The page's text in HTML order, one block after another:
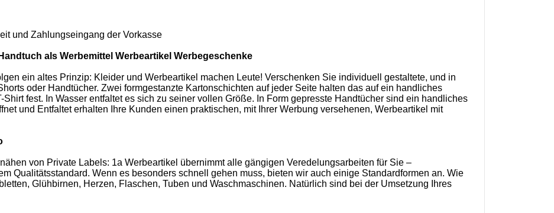
und Zahlungseingang der Vorkasse
als Werbemittel Werbeartikel Werbegeschenke
ein altes Prinzip: Kleider und Werbeartikel machen Leute! Verschenken Sie individuell gestaltete, und in
oder Handtücher. Zwei formgestanzte Kartonschichten auf jeder Seite halten das auf ein handliches
Shirt fest. In Wasser entfaltet es sich zu seiner vollen Größe. In Form gepresste Handtücher sind ein handliches
und Entfaltet erhalten Ihre Kunden einen praktischen, mit Ihrer Werbung versehenen, Werbeartikel mit
von Private Labels: 1a Werbeartikel übernimmt alle gängigen Veredelungsarbeiten für Sie –
Qualitätsstandard. Wenn es besonders schnell gehen muss, bieten wir auch einige Standardformen an. Wie
Glühbirnen, Herzen, Flaschen, Tuben und Waschmaschinen. Natürlich sind bei der Umsetzung Ihres